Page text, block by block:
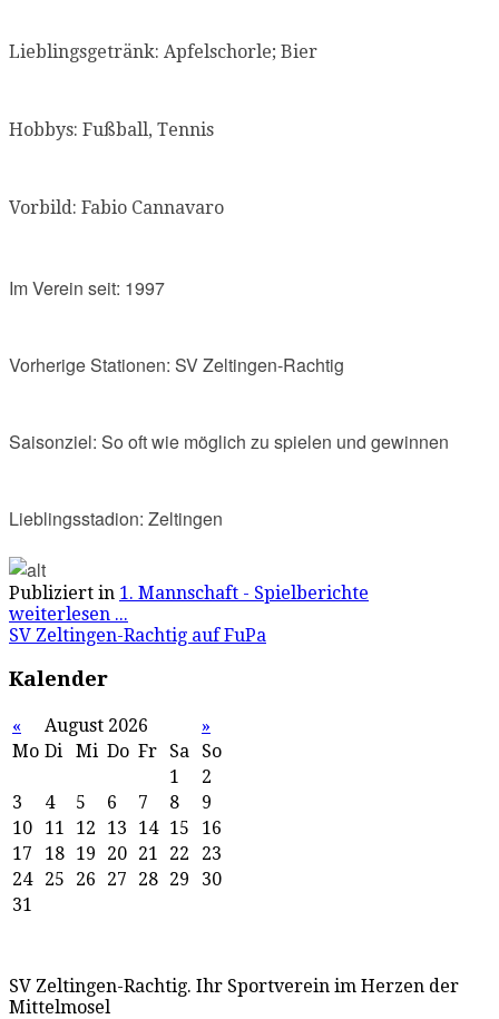
Lieblingsgetränk: Apfelschorle; Bier
Hobbys: Fußball, Tennis
Vorbild: Fabio Cannavaro
Im Verein seit: 1997
Vorherige Stationen: SV Zeltingen-Rachtig
Saisonziel: So oft wie möglich zu spielen und gewinnen
Lieblingsstadion: Zeltingen
Publiziert in 1. Mannschaft - Spielberichte
weiterlesen ...
SV Zeltingen-Rachtig auf FuPa
Kalender
« August 2026
»
Mo Di Mi Do Fr Sa
So
1
2
3
4 5 6 7 8
9
10
11 12 13 14 15
16
17
18 19 20 21 22
23
24
25 26 27 28 29
30
31
SV Zeltingen-Rachtig. Ihr Sportverein im Herzen der
Mittelmosel